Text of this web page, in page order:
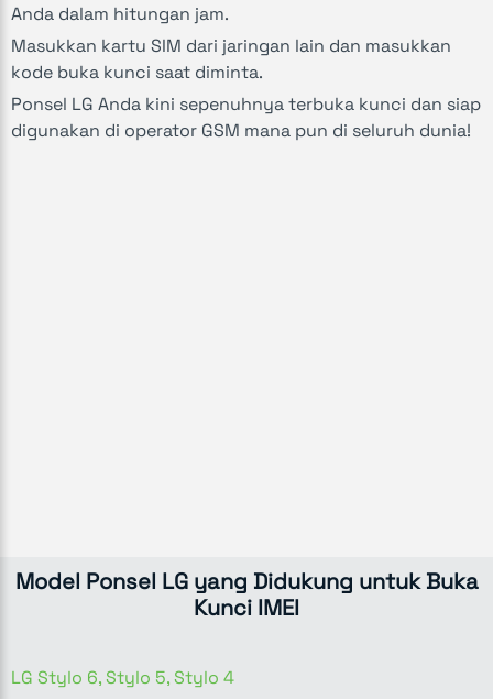
Anda dalam hitungan jam.
Masukkan kartu SIM dari jaringan lain dan masukkan
kode buka kunci saat diminta.
Ponsel LG Anda kini sepenuhnya terbuka kunci dan siap
digunakan di operator GSM mana pun di seluruh dunia!
Model Ponsel LG yang Didukung untuk Buka
Kunci IMEI
LG Stylo 6, Stylo 5, Stylo 4